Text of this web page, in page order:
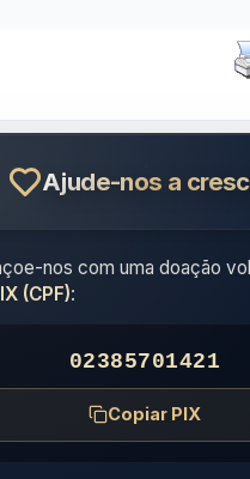
está liderando um
Ajude-nos a
nos com uma doação
(CPF):
02385701421
Copiar PIX